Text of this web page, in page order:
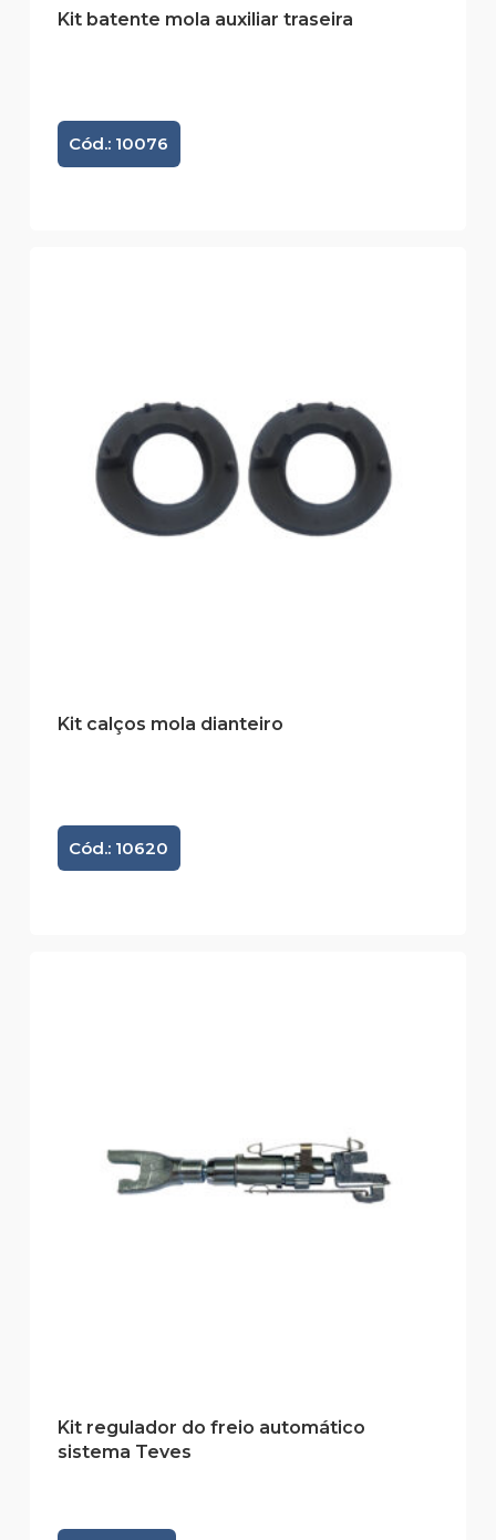
Kit batente mola auxiliar traseira
Cód.: 10076
Kit calços mola dianteiro
Cód.: 10620
Kit regulador do freio automático
sistema Teves